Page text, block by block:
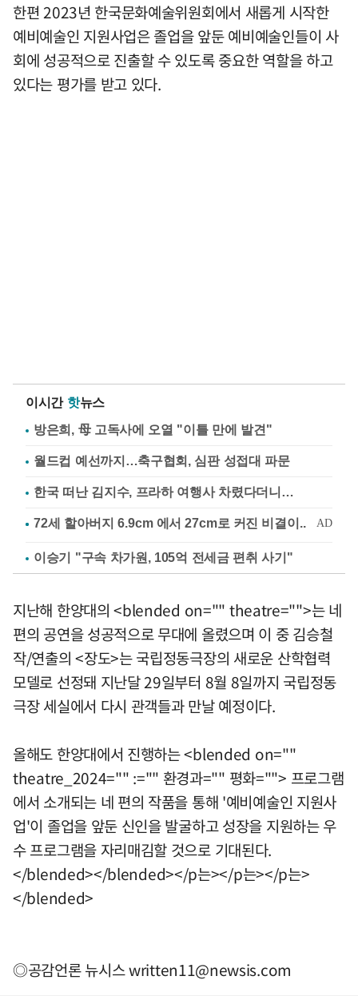
한편 2023년 한국문화예술위원회에서 새롭게 시작한
예비예술인 지원사업은 졸업을 앞둔 예비예술인들이 사
회에 성공적으로 진출할 수 있도록 중요한 역할을 하고
있다는 평가를 받고 있다.
이시간 핫뉴스
방은희, 母 고독사에 오열 "이틀 만에 발견"
월드컵 예선까지…축구협회, 심판 성접대 파문
한국 떠난 김지수, 프라하 여행사 차렸다더니…
이승기 "구속 차가원, 105억 전세금 편취 사기"
지난해 한양대의 <blended on="" theatre="">는 네
편의 공연을 성공적으로 무대에 올렸으며 이 중 김승철
작/연출의 <장도>는 국립정동극장의 새로운 산학협력
모델로 선정돼 지난달 29일부터 8월 8일까지 국립정동
극장 세실에서 다시 관객들과 만날 예정이다.
올해도 한양대에서 진행하는 <blended on=""
theatre_2024="" :="" 환경과="" 평화=""> 프로그램
에서 소개되는 네 편의 작품을 통해 '예비예술인 지원사
업'이 졸업을 앞둔 신인을 발굴하고 성장을 지원하는 우
수 프로그램을 자리매김할 것으로 기대된다.
</blended></blended></p는></p는></p는>
</blended>
◎공감언론 뉴시스written11@newsis.com